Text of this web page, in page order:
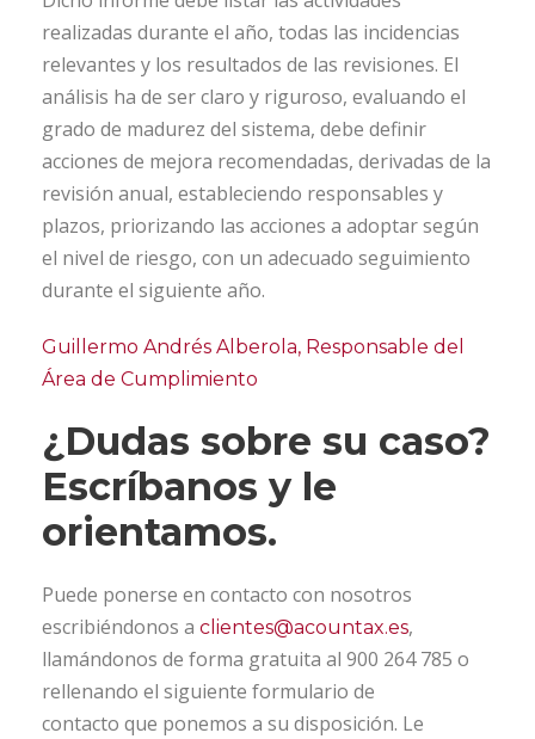
realizadas durante el año, todas las incidencias
relevantes y los resultados de las revisiones. El
análisis ha de ser claro y riguroso, evaluando el
grado de madurez del sistema, debe definir
acciones de mejora recomendadas, derivadas de la
revisión anual, estableciendo responsables y
plazos, priorizando las acciones a adoptar según
el nivel de riesgo, con un adecuado seguimiento
durante el siguiente año.
Guillermo Andrés Alberola, Responsable del
Área de Cumplimiento
¿Dudas sobre su caso?
Escríbanos y le
orientamos.
Puede ponerse en contacto con nosotros
escribiéndonos a clientes@acountax.es,
llamándonos de forma gratuita al 900 264 785 o
rellenando el siguiente formulario de
contacto que ponemos a su disposición. Le